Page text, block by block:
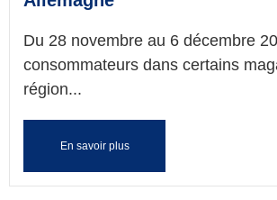
Du 28 novembre au 6 décembre
consommateurs dans certains
région...
En savoir plus